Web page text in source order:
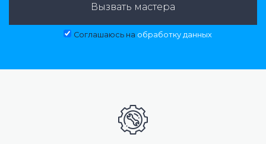
Вызвать мастера
Соглашаюсь на обработку данных